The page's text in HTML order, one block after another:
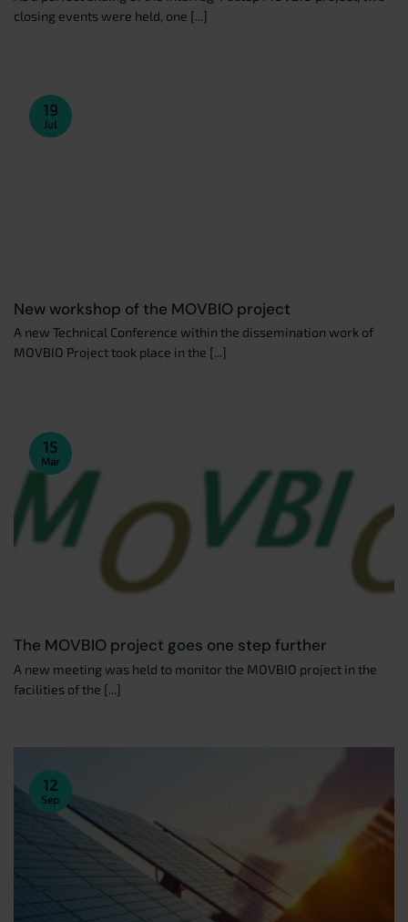
closing events were held, one [...]
New workshop of the MOVBIO project
A new Technical Conference within the dissemination work of
MOVBIO Project took place in the [...]
19
Jul
The MOVBIO project goes one step further
A new meeting was held to monitor the MOVBIO project in the
facilities of the [...]
15
Mar
12
Sep